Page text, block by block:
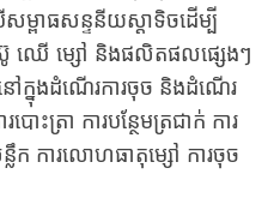
សម្ពាធសន្ទនីយស្តាទិចដើម្បី
ស៊ូ ឈើ ម្សៅ និងផលិតផលផ្សេងៗ
នៅក្នុងដំណើរការចុច និងដំណើរ
របោះត្រា ការបន្ថែមត្រជាក់ ការ
ន្លឹក ការលោហធាតុម្សៅ ការចុច